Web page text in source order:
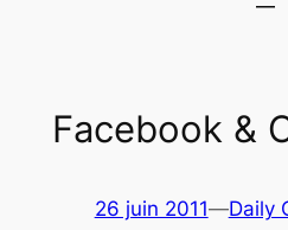
Facebook &
26 juin 2011—Daily